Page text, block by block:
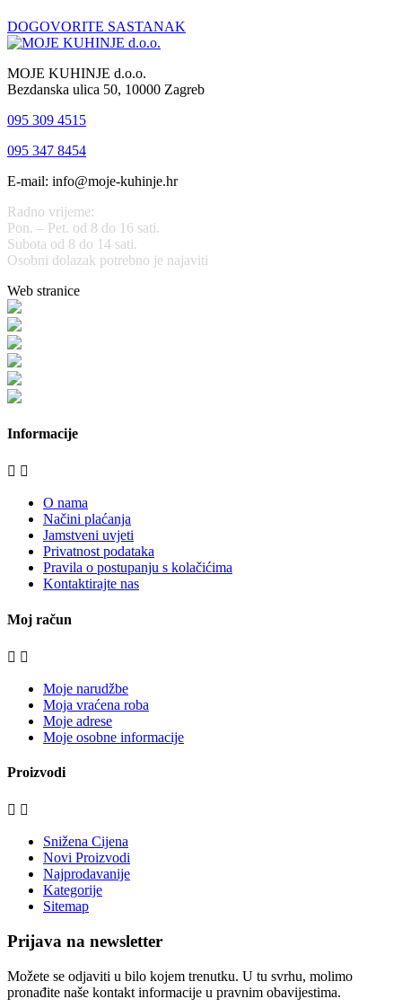
DOGOVORITE SASTANAK
MOJE KUHINJE d.o.o.
Bezdanska ulica 50, 10000 Zagreb
095 309 4515
095 347 8454
E-mail: info@moje-kuhinje.hr
Radno vrijeme:
Pon. – Pet. od 8 do 16 sati.
Subota od 8 do 14 sati.
Osobni dolazak potrebno je najaviti
Web stranice
Informacije
 
O nama
Načini plaćanja
Jamstveni uvjeti
Privatnost podataka
Pravila o postupanju s kolačićima
Kontaktirajte nas
Moj račun
 
Moje narudžbe
Moja vraćena roba
Moje adrese
Moje osobne informacije
Proizvodi
 
Snižena Cijena
Novi Proizvodi
Najprodavanije
Kategorije
Sitemap
Prijava na newsletter
Možete se odjaviti u bilo kojem trenutku. U tu svrhu, molimo
pronađite naše kontakt informacije u pravnim obavijestima.